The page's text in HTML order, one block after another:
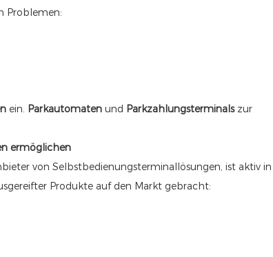
Problemen:
ein. Parkautomatenund Parkzahlungsterminalszur
ermöglichen
von Selbstbedienungsterminallösungen, ist aktiv in
Produkte auf den Markt gebracht: